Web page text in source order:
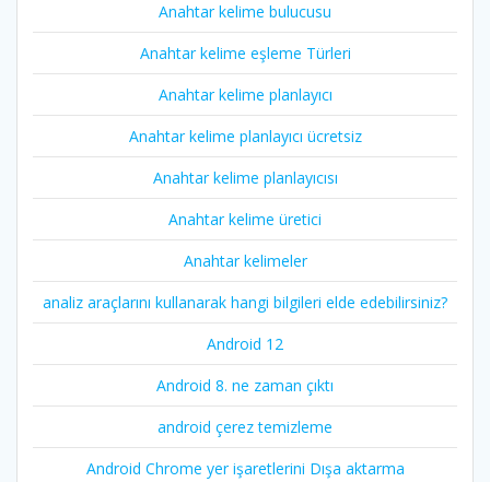
Anahtar kelime bulucusu
Anahtar kelime eşleme Türleri
Anahtar kelime planlayıcı
Anahtar kelime planlayıcı ücretsiz
Anahtar kelime planlayıcısı
Anahtar kelime üretici
Anahtar kelimeler
analiz araçlarını kullanarak hangi bilgileri elde edebilirsiniz?
Android 12
Android 8. ne zaman çıktı
android çerez temizleme
Android Chrome yer işaretlerini Dışa aktarma